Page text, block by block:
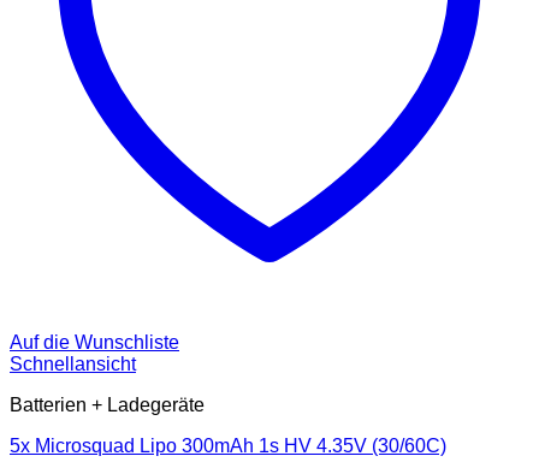
Auf die Wunschliste
Schnellansicht
Batterien + Ladegeräte
5x Microsquad Lipo 300mAh 1s HV 4.35V (30/60C)